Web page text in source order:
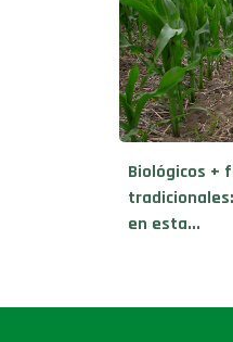
Biológicos +
en esta...